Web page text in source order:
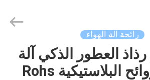
رائحة آلة الهواء
العطور الذكي آلة
الهواء الروائح البلاستيكية Rohs